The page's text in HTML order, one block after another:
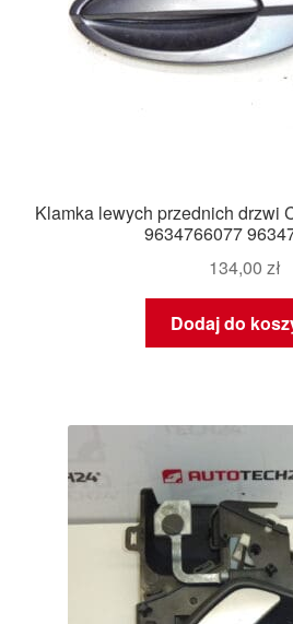
Wózek
Klamka lewych przednich drzwi
9634766077
134,00 zł
Dodaj do